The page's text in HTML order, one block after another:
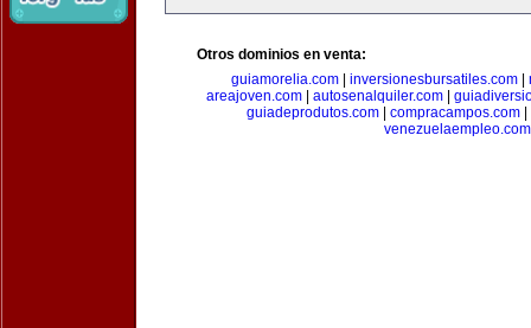
Otros dominios en venta:
guiamorelia.com| inversionesbursatiles.com|
areajoven.com| autosenalquiler.com|
guiadeprodutos.com| compracampos.com|
venezuelaempleo.com